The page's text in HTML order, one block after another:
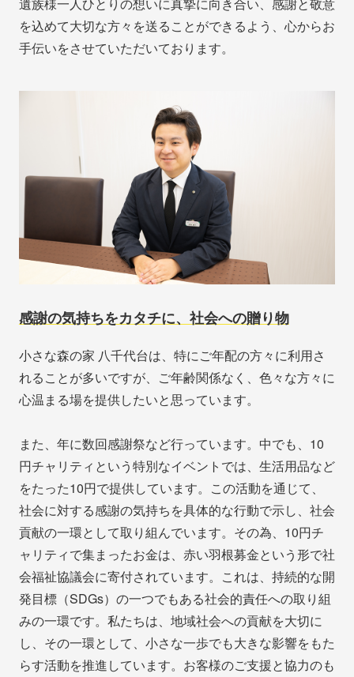
遺族様一人ひとりの想いに真摯に向き合い、感謝と敬意
を込めて大切な方々を送ることができるよう、心からお
手伝いをさせていただいております。
感謝の気持ちをカタチに、社会への贈り物
小さな森の家 八千代台は、特にご年配の方々に利用さ
れることが多いですが、ご年齢関係なく、色々な方々に
心温まる場を提供したいと思っています。
また、年に数回感謝祭など行っています。中でも、10
円チャリティという特別なイベントでは、生活用品など
をたった10円で提供しています。この活動を通じて、
社会に対する感謝の気持ちを具体的な行動で示し、社会
貢献の一環として取り組んでいます。その為、10円チ
ャリティで集まったお金は、赤い羽根募金という形で社
会福祉協議会に寄付されています。これは、持続的な開
発目標（SDGs）の一つでもある社会的責任への取り組
みの一環です。私たちは、地域社会への貢献を大切に
し、その一環として、小さな一歩でも大きな影響をもた
らす活動を推進しています。お客様のご支援と協力のも